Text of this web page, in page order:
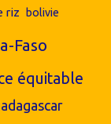
riz bolivie
Faso
équitable